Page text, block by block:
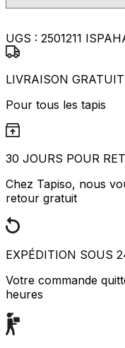
UGS : 2501211
LIVRAISON
Pour tous les tapis
30 JOURS POUR
Chez Tapiso, nous
retour gratuit
EXPÉDITION SOUS
Votre commande
heures